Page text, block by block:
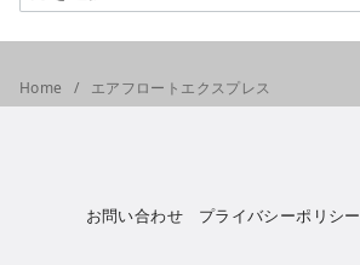
Home エアフロートエクスプレス
お問い合わせ プライバシーポリシー